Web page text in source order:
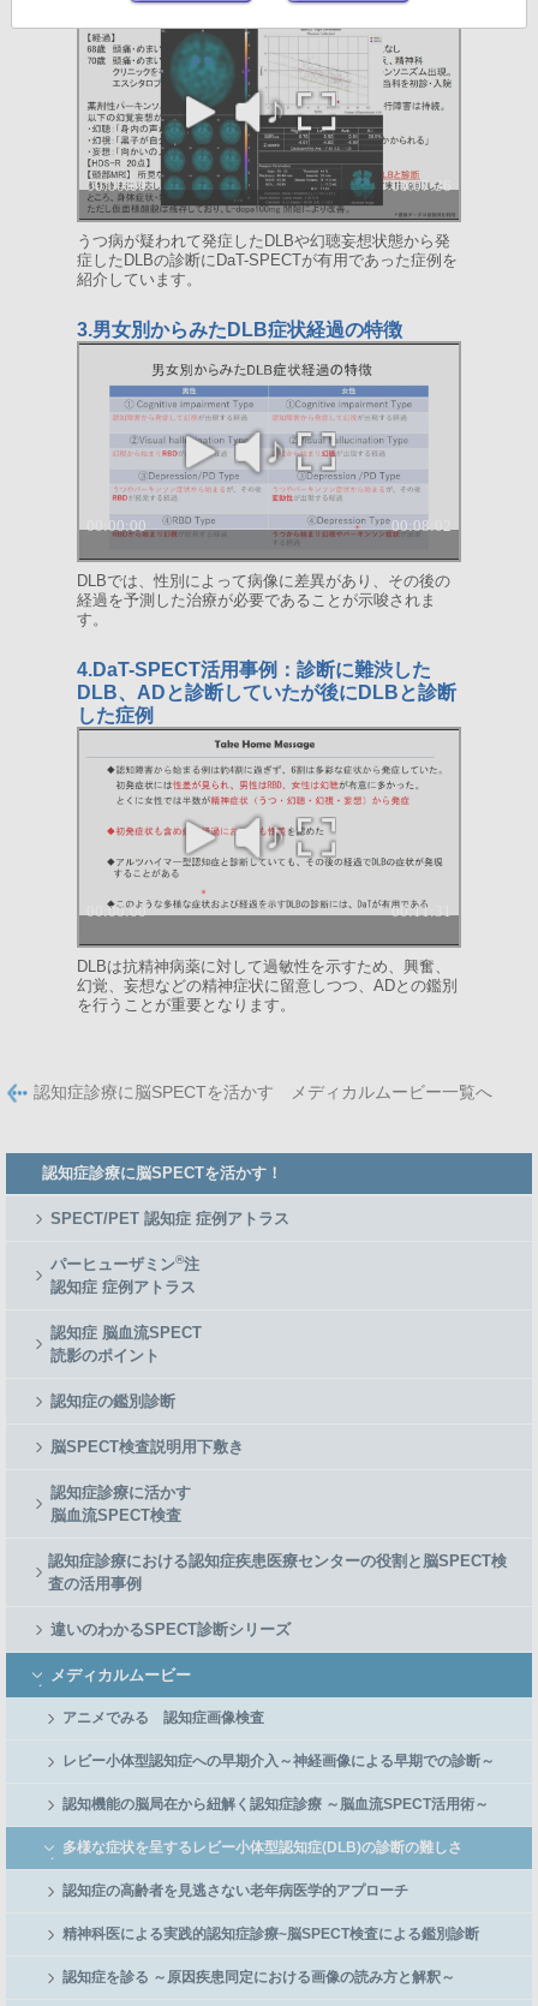
うつ病が疑われて発症したDLBや幻聴妄想状態から発
症したDLBの診断にDaT-SPECTが有用であった症例を
紹介しています。
3.男女別からみたDLB症状経過の特徴
DLBでは、性別によって病像に差異があり、その後の
経過を予測した治療が必要であることが示唆されま
す。
4.DaT-SPECT活用事例：診断に難渋した
DLB、ADと診断していたが後にDLBと診断
した症例
DLBは抗精神病薬に対して過敏性を示すため、興奮、
幻覚、妄想などの精神症状に留意しつつ、ADとの鑑別
を行うことが重要となります。
認知症診療に脳SPECTを活かす メディカルムービー一覧へ
Member
Side
認知症診療に脳SPECTを活かす！
SPECT/PET 認知症 症例アトラス
パーヒューザミン®注
認知症 症例アトラス
認知症 脳血流SPECT
読影のポイント
認知症の鑑別診断
脳SPECT検査説明用下敷き
認知症診療に活かす
脳血流SPECT検査
認知症診療における認知症疾患医療センターの役割と脳SPECT検
査の活用事例
違いのわかるSPECT診断シリーズ
メディカルムービー
アニメでみる 認知症画像検査
レビー小体型認知症への早期介入～神経画像による早期での診断～
認知機能の脳局在から紐解く認知症診療 ～脳血流SPECT活用術～
多様な症状を呈するレビー小体型認知症(DLB)の診断の難しさ
認知症の高齢者を見逃さない老年病医学的アプローチ
精神科医による実践的認知症診療~脳SPECT検査による鑑別診断
認知症を診る ～原因疾患同定における画像の読み方と解釈～